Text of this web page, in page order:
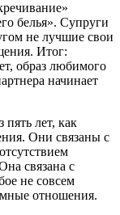
белья». Супруги
не лучшие свои
Итог:
образ любимого
начинает
лет, как
Они связаны с
связана с
не совсем
отношения.